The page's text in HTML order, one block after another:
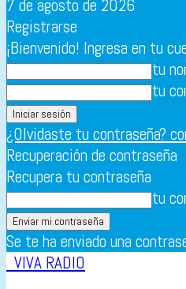
7 de agosto de 2026
Registrarse
¡Bienvenido! Ingresa en tu
tu
tu
¿Olvidaste tu contraseña?
Recuperación de contraseña
Recupera tu contraseña
tu
Se te ha enviado una
VIVA RADIO